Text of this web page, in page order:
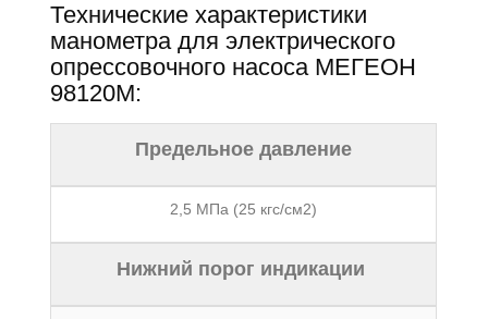
Технические характеристики
манометра для электрического
опрессовочного насоса МЕГЕОН
98120М:
Предельное давление
2,5 MПa (25 кгс/см2)
Нижний порог индикации